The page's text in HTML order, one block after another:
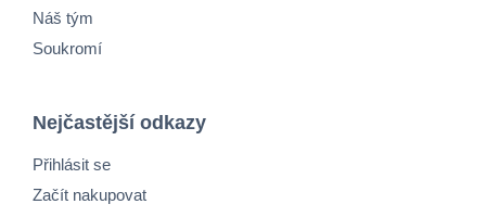
Náš tým
Soukromí
Nejčastější odkazy
Přihlásit se
Začít nakupovat